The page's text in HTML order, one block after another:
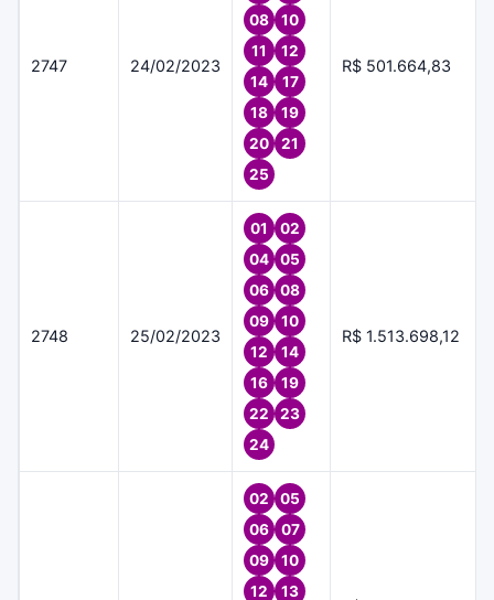
2747 24/02/2023
08
10
11
12
14
17
18
19
20
21
25
R$ 501.664,83
2748 25/02/2023
01
02
04
05
06
08
09
10
12
14
16
19
22
23
24
R$ 1.513.698,12
02
05
06
07
09
10
12
13